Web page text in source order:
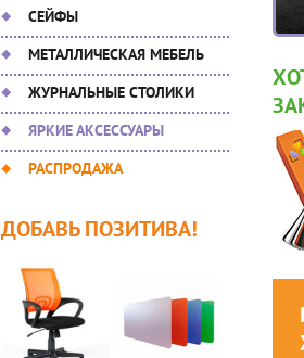
СЕЙФЫ
МЕТАЛЛИЧЕСКАЯ МЕБЕЛЬ
ЖУРНАЛЬНЫЕ СТОЛИКИ
ЯРКИЕ АКСЕССУАРЫ
РАСПРОДАЖА
ДОБАВЬ ПОЗИТИВА!